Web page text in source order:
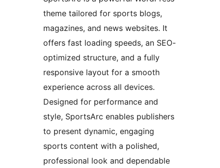
theme tailored for sports blogs,
magazines, and news websites. It
offers fast loading speeds, an SEO-
optimized structure, and a fully
responsive layout for a smooth
experience across all devices.
Designed for performance and
style, SportsArc enables publishers
to present dynamic, engaging
sports content with a polished,
professional look and dependable